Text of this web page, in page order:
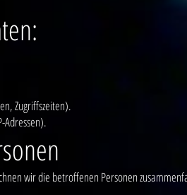
Zugriffszeiten).
wir die betroffenen Personen